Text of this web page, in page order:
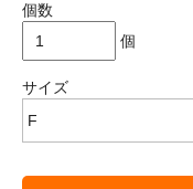
個数
個
サイズ